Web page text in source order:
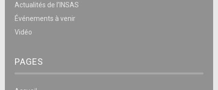
Actualités de l’INSAS
Événements à venir
Vidéo
PAGES